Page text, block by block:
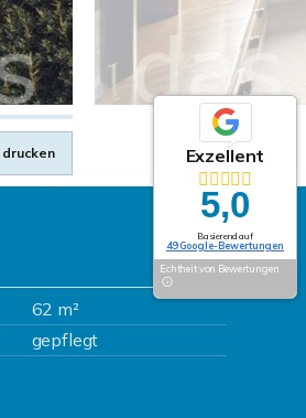
drucken
62 m²
gepflegt
Exzellent
5,0
Basierend auf
49 Google-Bewertungen
Echtheit von Bewertungen